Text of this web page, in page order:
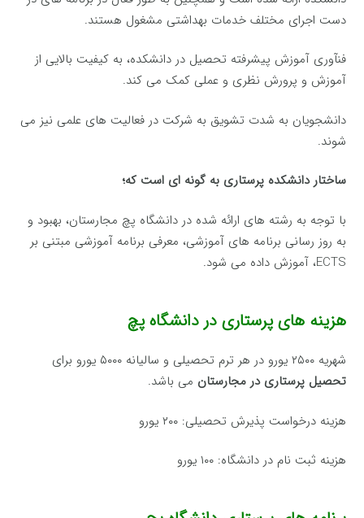
دست اجرای مختلف خدمات بهداشتی مشغول هستند.
فنآوری آموزش پیشرفته تحصیل در دانشکده، به کیفیت بالایی از
آموزش و پرورش نظری و عملی کمک می کند.
دانشجویان به شدت تشویق به شرکت در فعالیت های علمی نیز می
شوند.
ساختار دانشکده پرستاری به گونه ای است که؛
با توجه به رشته های ارائه شده در دانشگاه پچ مجارستان، بهبود و
به روز رسانی برنامه های آموزشی، معرفی برنامه آموزشی مبتنی بر
ECTS، آموزش داده می شود.
هزینه های پرستاری در دانشگاه پچ
شهریه ۲۵۰۰ یورو در هر ترم تحصیلی و سالیانه ۵۰۰۰ یورو برای
تحصیل پرستاری در مجارستان می باشد.
هزینه درخواست پذیرش تحصیلی: ۲۰۰ یورو
هزینه ثبت نام در دانشگاه: ۱۰۰ یورو